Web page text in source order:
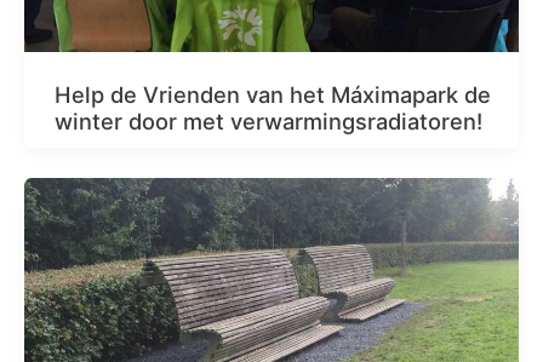
Help de Vrienden van het Máximapark de
winter door met verwarmingsradiatoren!